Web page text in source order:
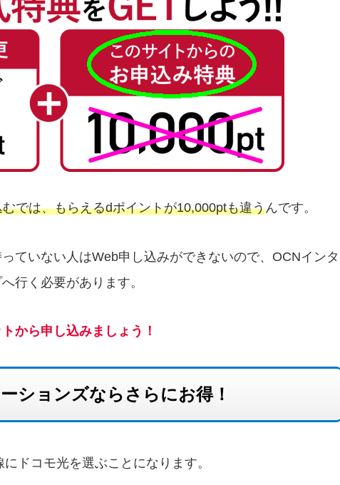
では、もらえるdポイントが10,000ptも違うんです。
ていない人はWeb申し込みができないので、OCNインタ
行く必要があります。
から申し込みましょう！
ションズならさらにお得！
ドコモ光を選ぶことになります。